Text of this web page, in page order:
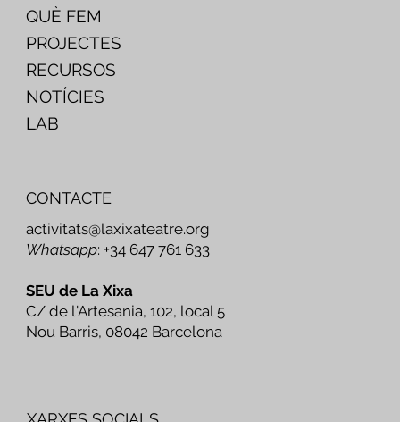
QUÈ FEM
PROJECTES
RECURSOS
NOTÍCIES
LAB
CONTACTE
activitats@laxixateatre.org
Whatsapp: +34 647 761 633
SEU de La Xixa
C/ de l'Artesania, 102, local 5
Nou Barris, 08042 Barcelona